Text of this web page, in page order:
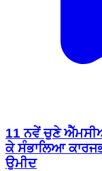
11 ਨਵੇਂ ਚੁਣੇ
ਕੇ ਸੰਭਾਲਿਆ
ਉਮੀਦ